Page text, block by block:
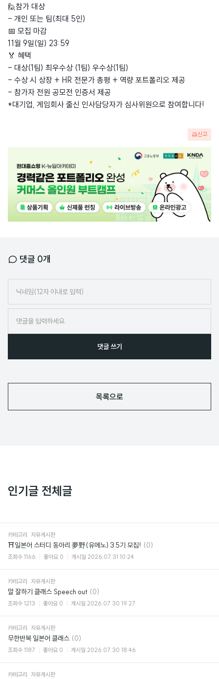
🙋참가 대상
- 개인 또는 팀(최대 5인)
📅 모집 마감
11월 9일(일) 23:59
🏅 혜택
- 대상(1팀) 최우수상 (1팀) 우수상(1팀)
- 수상 시 상장 + HR 전문가 총평 + 역량 포트폴리오 제공
- 참가자 전원 공모전 인증서 제공
*대기업, 게임회사 출신 인사담당자가 심사위원으로 참여합니다!
신고
댓글 0개
임
댓글 쓰기
목록으로
인기글 전체글
카테고리 자유게시판
⛩일본어 스터디 동아리 夢野(유메노) 3.5기 모집! 댓
(0)
조회수 1166 좋아요 0 게시일 2026.07.31 10:24
카테고리 자유게시판
말 잘하기 클래스 Speech out 댓
글
(0)
조회수 1213 좋아요 0 게시일 2026.07.30 19:27
카테고리 자유게시판
무한반복 일본어 클래스 댓
글
(0)
조회수 1187 좋아요 0 게시일 2026.07.30 18:46
카테고리 자유게시판